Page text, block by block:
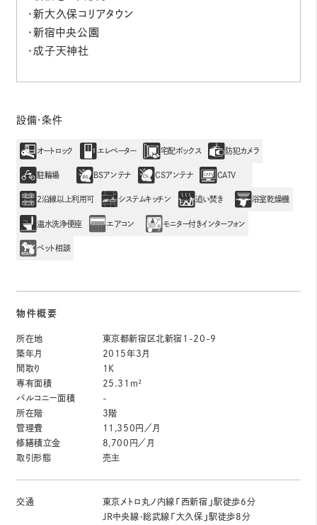
・新大久保コリアタウン
・新宿中央公園
・成子天神社
設備・条件
オートロック エレベーター 宅配ボックス 防犯カメラ
駐輪場 BSアンテナ CSアンテナ CATV
2沿線以上利用可 システムキッチン 追い焚き 浴室乾燥機
温水洗浄便座 エアコン モニター付きインターフォン
ペット相談
物件概要
所在地
東京都新宿区北新宿1-20-9
築年月
2015年3月
間取り
1K
専有面積
25.31m²
バルコニー面積
-
所在階
3階
管理費
11,350円／月
修繕積立金
8,700円／月
取引形態
売主
交通
東京メトロ丸ノ内線「西新宿」駅徒歩6分
JR中央線・総武線「大久保」駅徒歩8分